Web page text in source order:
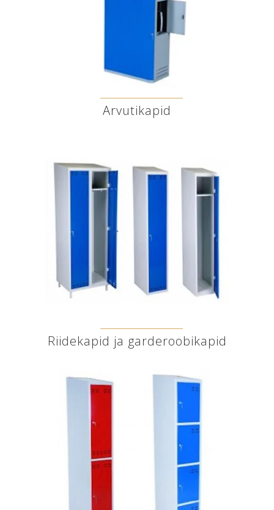
Arvutikapid
Riidekapid ja garderoobikapid